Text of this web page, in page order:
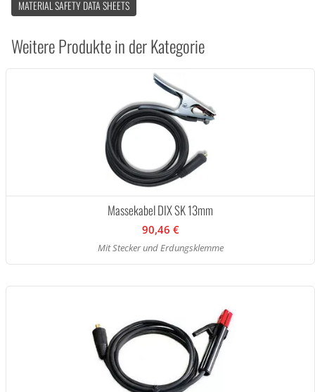
MATERIAL SAFETY DATA SHEETS
Weitere Produkte in der Kategorie
Massekabel DIX SK 13mm
90,46 €
Mit Stecker und Erdungsklemme